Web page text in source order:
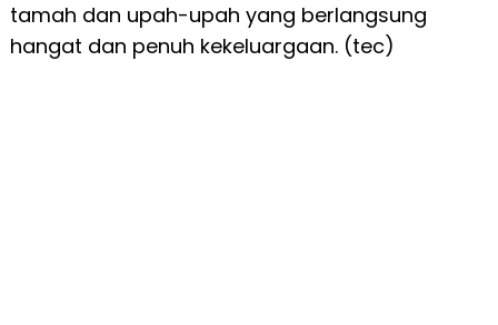
tamah dan upah-upah yang berlangsung
hangat dan penuh kekeluargaan. (tec)